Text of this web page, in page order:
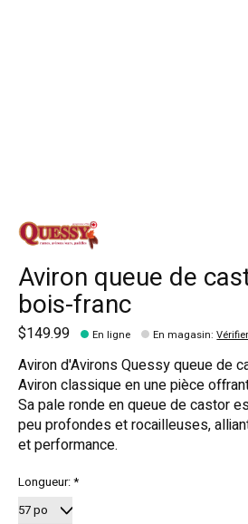
Aviron queue de
bois-franc
$149.99 En ligne En magasin:
Aviron d'Avirons Quessy queue de
Aviron classique en une pièce
Sa pale ronde en queue de castor
peu profondes et rocailleuses,
et performance.
Longueur:*